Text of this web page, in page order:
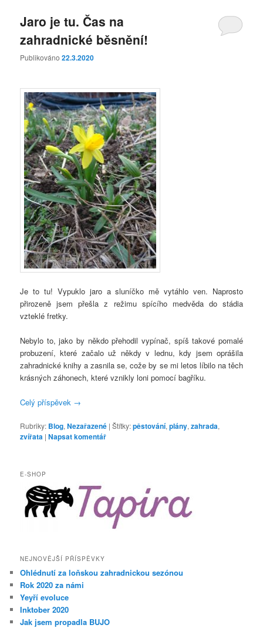
Jaro je tu. Čas na
zahradnické běsnění!
Publikováno22.3.2020
Je to tu! Vypuklo jaro a sluníčko mě vytáhlo ven. Naprosto
přirozeně jsem přešla z režimu spícího medvěda do stádia
vzteklé fretky.
Nebylo to, jako by někdo přehodil vypínač, spíš takové pomalé
probuzení, které začalo už někdy v lednu, kdy jsem oprášila
zahradnické knihy a zasnila se, cože by se mi letos líbilo na těch
krásných záhonech, které vznikly loni pomocí bagříku.
Celý příspěvek →
Rubriky: Blog,Nezařazené |Štítky:pěstování,plány,zahrada,
zvířata |Napsat komentář
E-SHOP
NEJNOVĚJŠÍ PŘÍSPĚVKY
Ohlédnutí za loňskou zahradnickou sezónou
Rok 2020 za námi
Yeyří evoluce
Inktober 2020
Jak jsem propadla BUJO